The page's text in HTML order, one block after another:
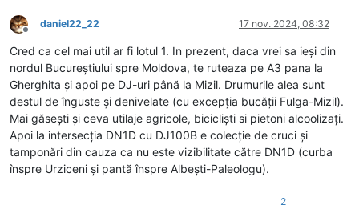
Deconectat
daniel22_22 17 nov. 2024, 08:32
Cred ca cel mai util ar fi lotul 1. In prezent, daca vrei sa ieși din
nordul Bucureștiului spre Moldova, te ruteaza pe A3 pana la
Gherghita și apoi pe DJ-uri până la Mizil. Drumurile alea sunt
destul de înguste și denivelate (cu excepția bucății Fulga-Mizil).
Mai găsești și ceva utilaje agricole, bicicliști si pietoni alcoolizați.
Apoi la intersecția DN1D cu DJ100B e colecție de cruci și
tamponări din cauza ca nu este vizibilitate către DN1D (curba
înspre Urziceni și pantă înspre Albești-Paleologu).
2